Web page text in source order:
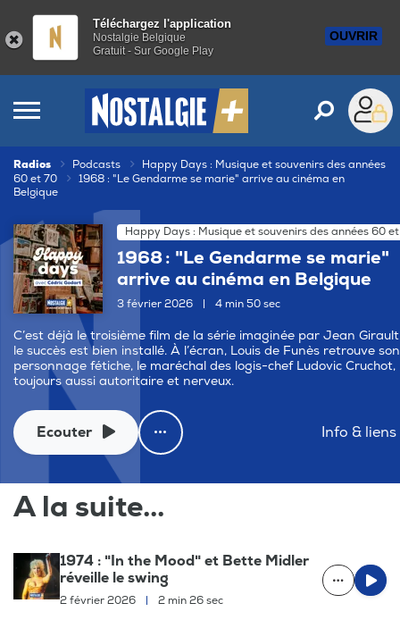
Téléchargez l'application
Nostalgie Belgique
Gratuit - Sur Google Play
OUVRIR
Radios Podcasts
Happy Days : Musique et souvenirs des années
60 et 70
1968 : "Le Gendarme se marie" arrive au cinéma en
Belgique
Happy Days : Musique et souvenirs des années 60
1968 : "Le Gendarme se marie"
arrive au cinéma en Belgique
3 février 2026 4 min 50 sec
C’est déjà le troisième film de la série imaginée par Jean
le succès est bien installé. À l’écran, Louis de Funès retrouve son
personnage fétiche, le maréchal des logis-chef Ludovic Cruchot,
toujours aussi autoritaire et nerveux.
Ecouter Info & liens
A la suite...
1974 : "In the Mood" et Bette Midler
réveille le swing
2 février 2026 | 2 min 26 sec